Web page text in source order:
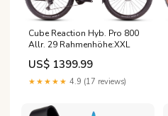
Cube Reaction Hyb. Pro 800
Allr. 29 Rahmenhöhe:XXL
US$ 1399.99
★★★★★ 4.9 (17 reviews)